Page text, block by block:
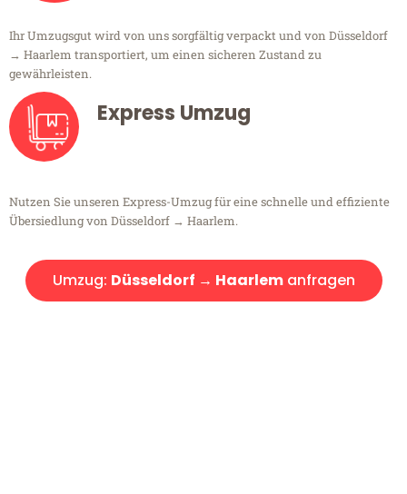
Ihr Umzugsgut wird von uns sorgfältig verpackt und von Düsseldorf
→ Haarlem transportiert, um einen sicheren Zustand zu
gewährleisten.
Express Umzug
Nutzen Sie unseren Express-Umzug für eine schnelle und effiziente
Übersiedlung von Düsseldorf → Haarlem.
Umzug: Düsseldorf → Haarlemanfragen